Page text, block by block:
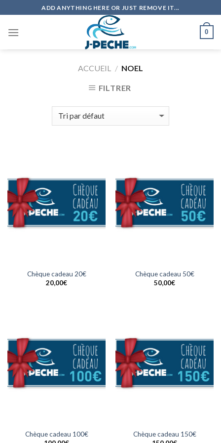
to
content
ADD ANYTHING HERE OR JUST REMOVE IT...
0
ACCUEIL / NOEL
FILTRER
Chèque cadeau 20€
20,00€
Chèque cadeau 50€
50,00€
Chèque cadeau 100€
Chèque cadeau 150€